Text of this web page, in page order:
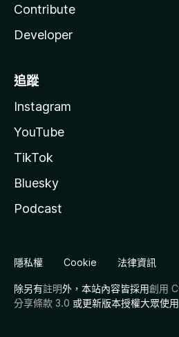
Contribute
Developer
追蹤
Instagram
YouTube
TikTok
Bluesky
Podcast
隱私權 Cookie 法律資訊
除另有註明外，本站內容皆採用創用
分享條款 3.0 或更新版本授權大眾使用